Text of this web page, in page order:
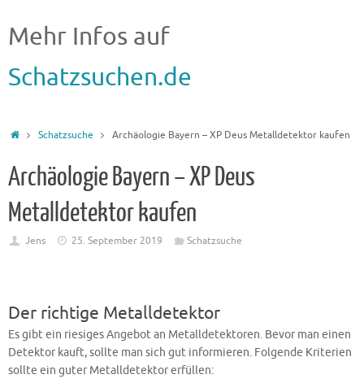
Mehr Infos auf
Schatzsuchen.de
Schatzsuche Archäologie Bayern – XP Deus Metalldetektor kaufen
Archäologie Bayern – XP Deus
Metalldetektor kaufen
Jens 25. September 2019 Schatzsuche
Der richtige Metalldetektor
Es gibt ein riesiges Angebot an Metalldetektoren. Bevor man einen
Detektor kauft, sollte man sich gut informieren. Folgende Kriterien
sollte ein guter Metalldetektor erfüllen: